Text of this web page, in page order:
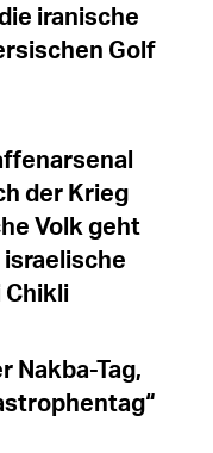
iranische
Golf
der Krieg
Volk geht
Chikli
Nakba-Tag,